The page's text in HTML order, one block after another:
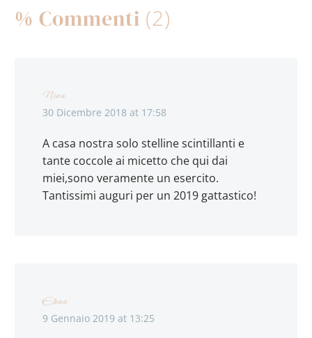
% Commenti (2)
Nina
30 Dicembre 2018 at 17:58
A casa nostra solo stelline scintillanti e
tante coccole ai micetto che qui dai
miei,sono veramente un esercito.
Tantissimi auguri per un 2019 gattastico!
Elena
9 Gennaio 2019 at 13:25